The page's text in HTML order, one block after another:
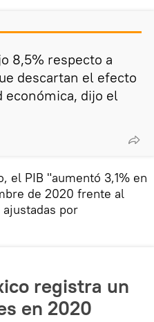
8,5% respecto a
descartan el efecto
económica, dijo el
el PIB "aumentó 3,1% en
de 2020 frente al
por
registra un
en 2020